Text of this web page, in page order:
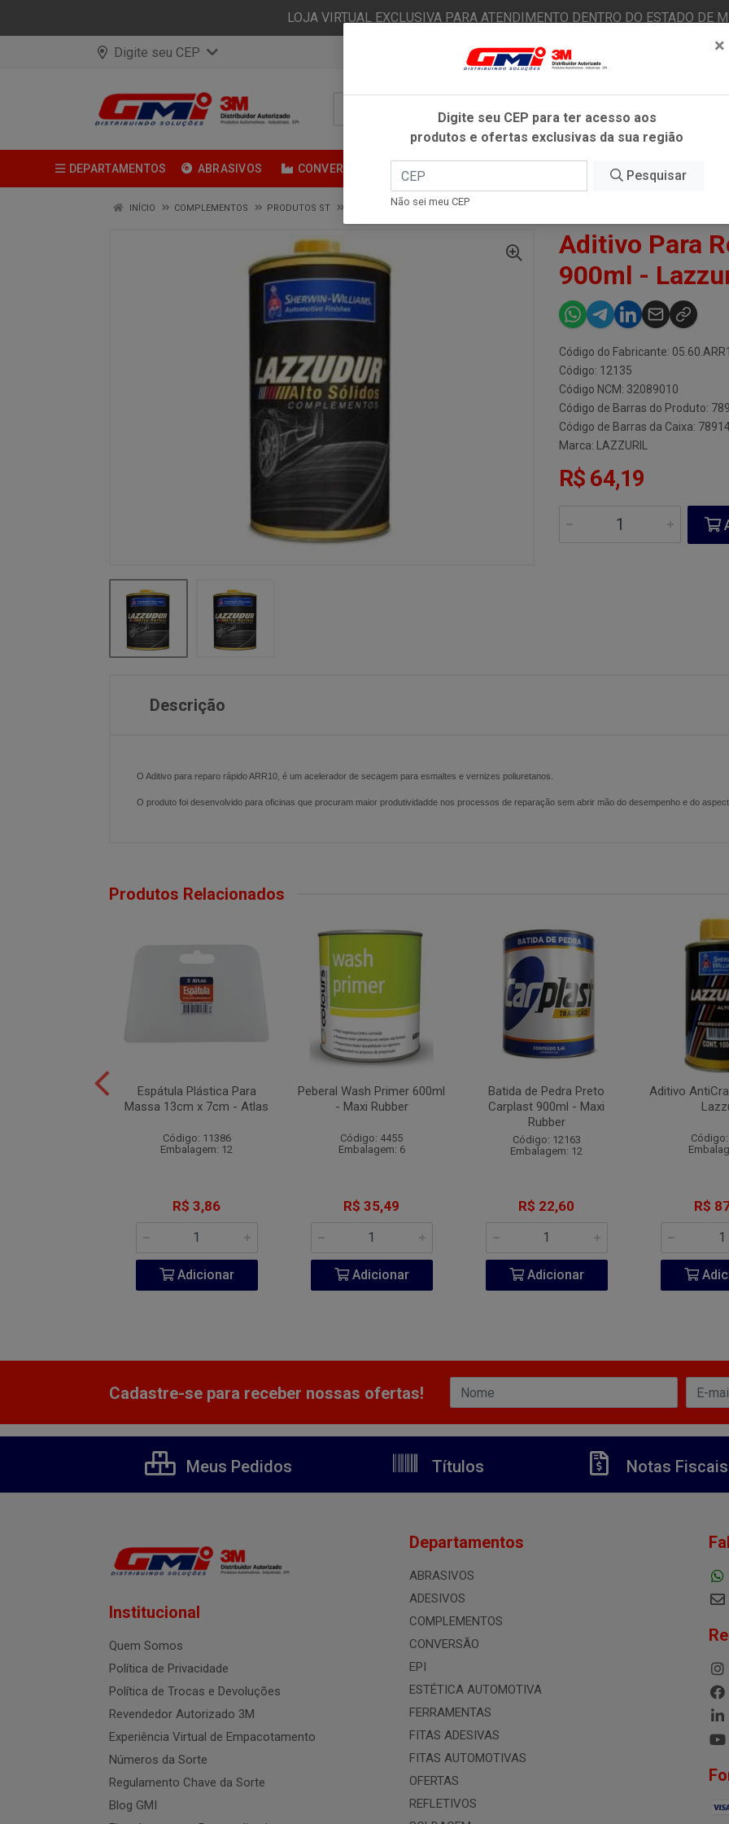
LOJA VIRTUAL EXCLUSIVA PARA ATENDIMENTO DENTRO DO ESTADO DE
Digite seu CEP Já é cliente? - Entrar
DEPARTAMENTOS ABRASIVOS CONVERSÃO FITAS ADESIVAS ESTÉTICA AUTOMOTIVA
INÍCIO COMPLEMENTOS PRODUTOS ST ADITIVO PARA REPARO RÁPIDO ARR10 900ML - LAZZURIL
Aditivo Para
900ml -
Código do Fabricante:
Código: 12135
Código NCM: 32089010
Código de Barras do Produto:
Código de Barras da Caixa:
Marca:
LAZZURIL
R$ 64,19
Descrição
O Aditivo para reparo rápido ARR10, é um acelerador de secagem para esmaltes e vernizes poliuretanos.
O produto foi desenvolvido para oficinas que procuram maior produtividadde nos processos de reparação sem abrir mão do desempenho e do
Produtos Relacionados
Espátula Plástica Para
Massa 13cm x 7cm - Atlas
Código: 11386
Embalagem: 12
R$ 3,86
Adicionar
Peberal Wash Primer 600ml
- Maxi Rubber
Código: 4455
Embalagem: 6
R$ 35,49
Adicionar
Batida de Pedra Preto
Carplast 900ml - Maxi
Rubber
Código: 12163
Embalagem: 12
R$ 22,60
Adicionar
Aditivo
R$
Cadastre-se para receber nossas ofertas!
Meus Pedidos Títulos Notas Fiscais
Institucional
Quem Somos
Política de Privacidade
Política de Trocas e Devoluções
Revendedor Autorizado 3M
Experiência Virtual de Empacotamento
Números da Sorte
Regulamento Chave da Sorte
Blog GMI
Departamentos
ABRASIVOS
ADESIVOS
COMPLEMENTOS
CONVERSÃO
EPI
ESTÉTICA AUTOMOTIVA
FERRAMENTAS
FITAS ADESIVAS
FITAS AUTOMOTIVAS
OFERTAS
REFLETIVOS
×
Digite seu CEP para ter acesso aos
produtos e ofertas exclusivas da sua região
Pesquisar
Não sei meu CEP